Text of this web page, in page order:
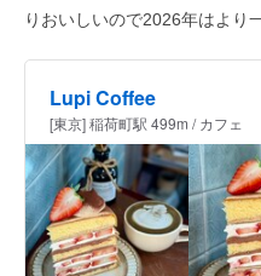
りおいしいので2026年はより
Lupi Coffee
[東京] 稲荷町駅 499m / カフェ